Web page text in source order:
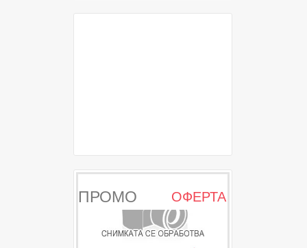
ПРОМО ОФЕРТА